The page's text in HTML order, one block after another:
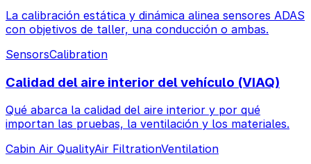
La calibración estática y dinámica alinea sensores ADAS
con objetivos de taller, una conducción o ambas.
SensorsCalibration
Calidad del aire interior del vehículo (VIAQ)
Qué abarca la calidad del aire interior y por qué
importan las pruebas, la ventilación y los materiales.
Cabin Air QualityAir FiltrationVentilation